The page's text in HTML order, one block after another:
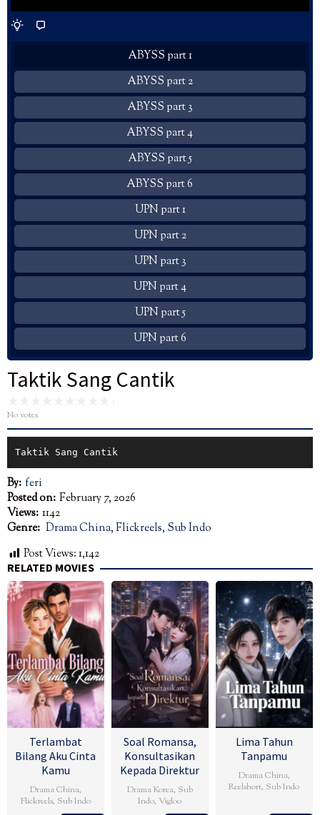
ABYSS part 1
ABYSS part 2
ABYSS part 3
ABYSS part 4
ABYSS part 5
ABYSS part 6
UPN part 1
UPN part 2
UPN part 3
UPN part 4
UPN part 5
UPN part 6
Taktik Sang Cantik
No votes
Taktik Sang Cantik
By: feri
Posted on: February 7, 2026
Views: 1142
Genre: Drama China,Flickreels, Sub Indo
Post Views:1,142
RELATED MOVIES
Terlambat
Bilang Aku Cinta
Kamu
Drama China,
Flickreels, Sub Indo
Soal Romansa,
Konsultasikan
Kepada Direktur
Drama Korea, Sub
Indo,Vigloo
Lima Tahun
Tanpamu
Drama China,
Reelshort, Sub Indo